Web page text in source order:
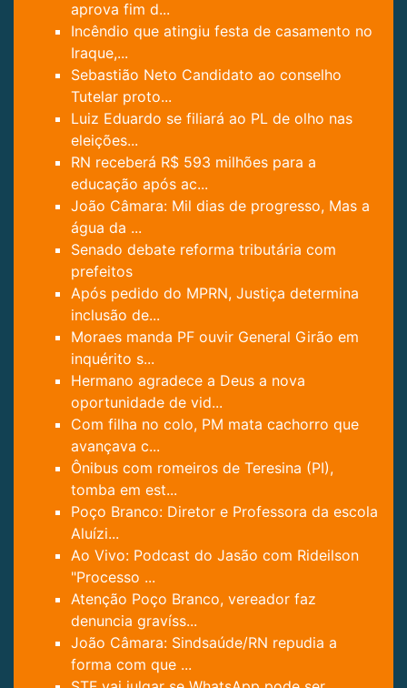
aprova fim d...
Incêndio que atingiu festa de casamento no
Iraque,...
Sebastião Neto Candidato ao conselho
Tutelar proto...
Luiz Eduardo se filiará ao PL de olho nas
eleições...
RN receberá R$ 593 milhões para a
educação após ac...
João Câmara: Mil dias de progresso, Mas a
água da ...
Senado debate reforma tributária com
prefeitos
Após pedido do MPRN, Justiça determina
inclusão de...
Moraes manda PF ouvir General Girão em
inquérito s...
Hermano agradece a Deus a nova
oportunidade de vid...
Com filha no colo, PM mata cachorro que
avançava c...
Ônibus com romeiros de Teresina (PI),
tomba em est...
Poço Branco: Diretor e Professora da escola
Aluízi...
Ao Vivo: Podcast do Jasão com Rideilson
"Processo ...
Atenção Poço Branco, vereador faz
denuncia gravíss...
João Câmara: Sindsaúde/RN repudia a
forma com que ...